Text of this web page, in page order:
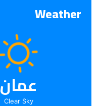
Weather
عمان
Clear Sky